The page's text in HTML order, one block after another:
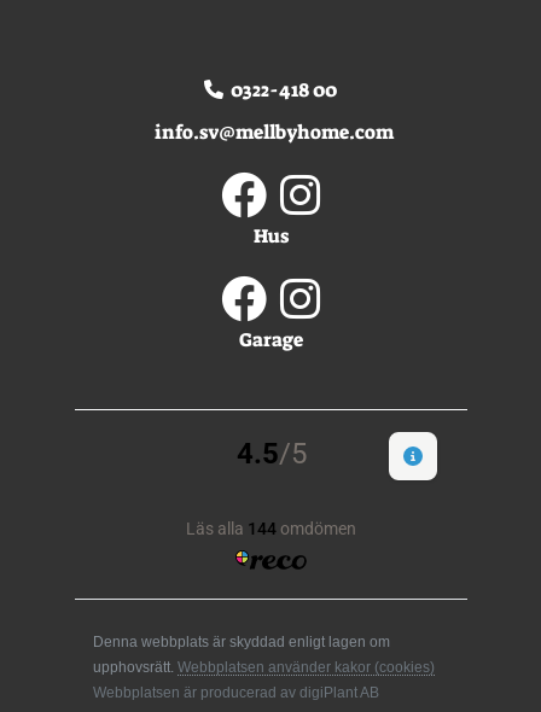
0322-418 00
info.sv@mellbyhome.com
Hus
Garage
Denna webbplats är skyddad enligt lagen om
upphovsrätt. Webbplatsen använder kakor (cookies)
Webbplatsen är producerad av digiPlant AB